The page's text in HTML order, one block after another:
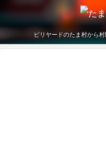
ビリヤードのたま村から